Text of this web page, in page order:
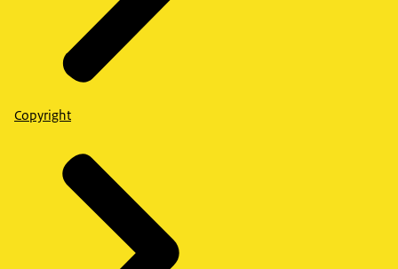
Copyright